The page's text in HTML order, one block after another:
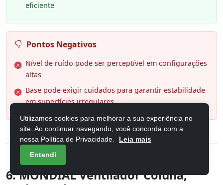
eficiente
Pontos Negativos
Nível de ruído pode ser perceptível em configurações
altas
Base pode exigir cuidados para garantir estabilidade
em superfícies irregulares
6. MONDIAL Ventilador Coluna,
Utilizamos cookies para melhorar a sua experiência no
site. Ao continuar navegando, você concorda com a
nossa Política de Privacidade.
Leia mais
Entendi